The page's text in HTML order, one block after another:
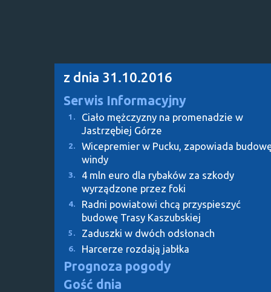
z dnia 31.10.2016
Serwis Informacyjny
1.
Ciało mężczyzny na promenadzie w
Jastrzębiej Górze
2.
Wicepremier w Pucku, zapowiada
windy
3.
4 mln euro dla rybaków za szkody
wyrządzone przez foki
4.
Radni powiatowi chcą przyspieszyć
budowę Trasy Kaszubskiej
5. Zaduszki w dwóch odsłonach
6. Harcerze rozdają jabłka
Prognoza pogody
Gość dnia